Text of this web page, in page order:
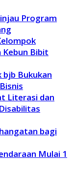
Program
Bibit
Bukukan
Literasi dan
bagi
Mulai 1